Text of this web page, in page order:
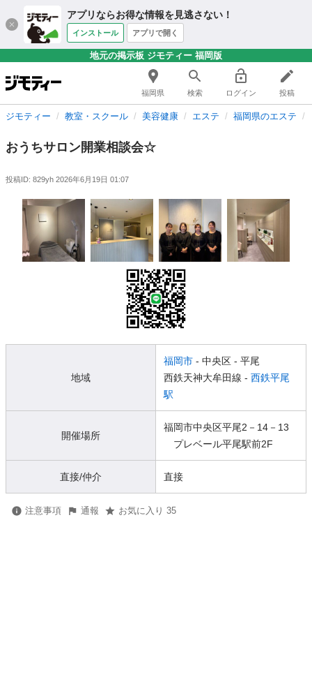
アプリならお得な情報を見逃さない！
インストール アプリで開く
地元の掲示板 ジモティー 福岡版
福岡県 検索 ログイン 投稿
ジモティー 教室・スクール 美容健康 エステ 福岡県のエステ
おうちサロン開業相談会☆
投稿ID: 829yh 2026年6月19日 01:07
地域
福岡市 - 中央区 - 平尾
西鉄天神大牟田線 - 西鉄平尾
駅
開催場所
福岡市中央区平尾2－14－13
プレベール平尾駅前2F
直接/仲介 直接
注意事項 通報 お気に入り 35